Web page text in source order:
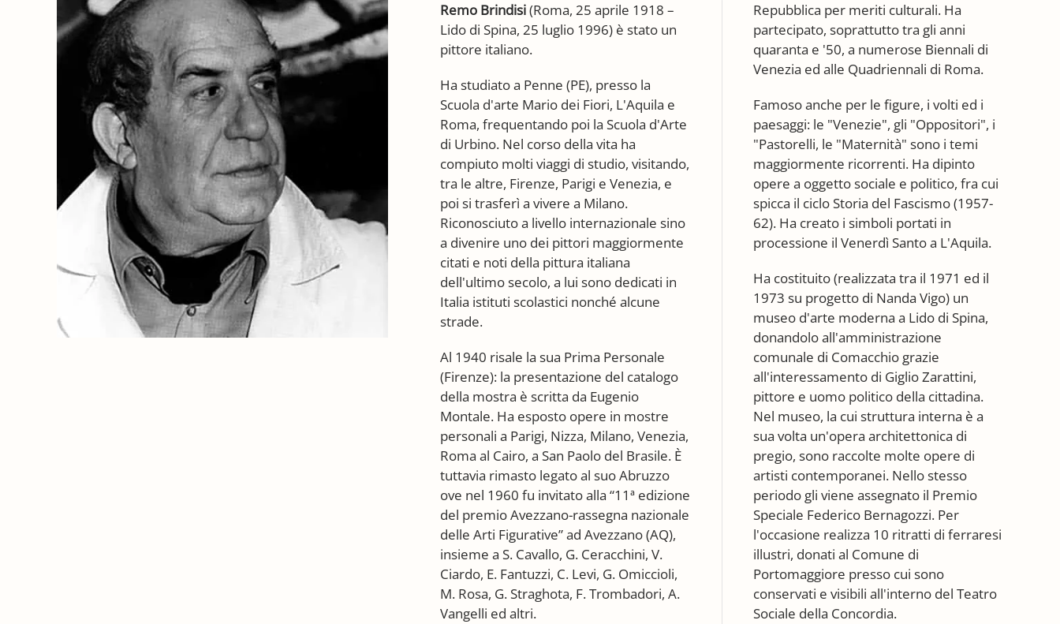
Remo Brindisi(Roma, 25 aprile 1918 –
Lido di Spina, 25 luglio 1996) è stato un
pittore italiano.
Ha studiato a Penne (PE), presso la
Scuola d'arte Mario dei Fiori, L'Aquila e
Roma, frequentando poi la Scuola d'Arte
di Urbino. Nel corso della vita ha
compiuto molti viaggi di studio, visitando,
tra le altre, Firenze, Parigi e Venezia, e
poi si trasferì a vivere a Milano.
Riconosciuto a livello internazionale sino
a divenire uno dei pittori maggiormente
citati e noti della pittura italiana
dell'ultimo secolo, a lui sono dedicati in
Italia istituti scolastici nonché alcune
strade.
Al 1940 risale la sua Prima Personale
(Firenze): la presentazione del catalogo
della mostra è scritta da Eugenio
Montale. Ha esposto opere in mostre
personali a Parigi, Nizza, Milano, Venezia,
Roma al Cairo, a San Paolo del Brasile. È
tuttavia rimasto legato al suo Abruzzo
ove nel 1960 fu invitato alla “11ª edizione
del premio Avezzano-rassegna nazionale
delle Arti Figurative” ad Avezzano (AQ),
insieme a S. Cavallo, G. Ceracchini, V.
Ciardo, E. Fantuzzi, C. Levi, G. Omiccioli,
M. Rosa, G. Straghota, F. Trombadori, A.
Vangelli ed altri.
Repubblica per meriti culturali. Ha
partecipato, soprattutto tra gli anni
quaranta e '50, a numerose Biennali di
Venezia ed alle Quadriennali di Roma.
Famoso anche per le figure, i volti ed i
paesaggi: le "Venezie", gli "Oppositori", i
"Pastorelli, le "Maternità" sono i temi
maggiormente ricorrenti. Ha dipinto
opere a oggetto sociale e politico, fra cui
spicca il ciclo Storia del Fascismo (1957-
62). Ha creato i simboli portati in
processione il Venerdì Santo a L'Aquila.
Ha costituito (realizzata tra il 1971 ed il
1973 su progetto di Nanda Vigo) un
museo d'arte moderna a Lido di Spina,
donandolo all'amministrazione
comunale di Comacchio grazie
all'interessamento di Giglio Zarattini,
pittore e uomo politico della cittadina.
Nel museo, la cui struttura interna è a
sua volta un'opera architettonica di
pregio, sono raccolte molte opere di
artisti contemporanei. Nello stesso
periodo gli viene assegnato il Premio
Speciale Federico Bernagozzi. Per
l'occasione realizza 10 ritratti di ferraresi
illustri, donati al Comune di
Portomaggiore presso cui sono
conservati e visibili all'interno del Teatro
Sociale della Concordia.